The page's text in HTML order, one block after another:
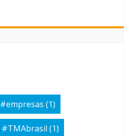
#empresas (1)
#TMAbrasil (1)